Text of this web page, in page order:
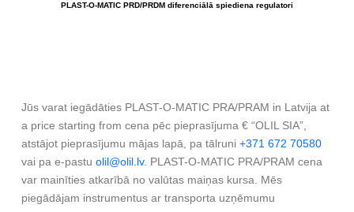
PLAST-O-MATIC PRD/PRDM diferenciālā spiediena regulatori
Jūs varat iegādāties PLAST-O-MATIC PRA/PRAM in Latvija at
a price starting from cena pēc pieprasījuma € “OLIL SIA”,
atstājot pieprasījumu mājas lapā, pa tālruni +371 672 70580
vai pa e-pastu olil@olil.lv. PLAST-O-MATIC PRA/PRAM cena
var mainīties atkarībā no valūtas maiņas kursa. Mēs
piegādājam instrumentus ar transporta uzņēmumu